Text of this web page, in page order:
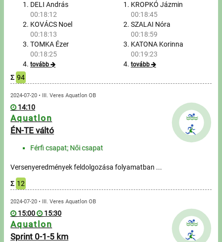
DELI András
00:18:12
KOVÁCS Noel
00:18:13
TOMKA Ézer
00:18:25
tovább
KROPKÓ Jázmin
00:18:45
SZALAI Nóra
00:18:59
KATONA Korinna
00:19:23
tovább
Σ 94
2024-07-20 • III. Veres Aquatlon OB
14:10
Aquatlon
ÉN-TE váltó
Férfi csapat; Női csapat
Versenyeredmények feldolgozása folyamatban ...
Σ 12
2024-07-20 • III. Veres Aquatlon OB
15:00 15:30
Aquatlon
Sprint 0-1-5 km